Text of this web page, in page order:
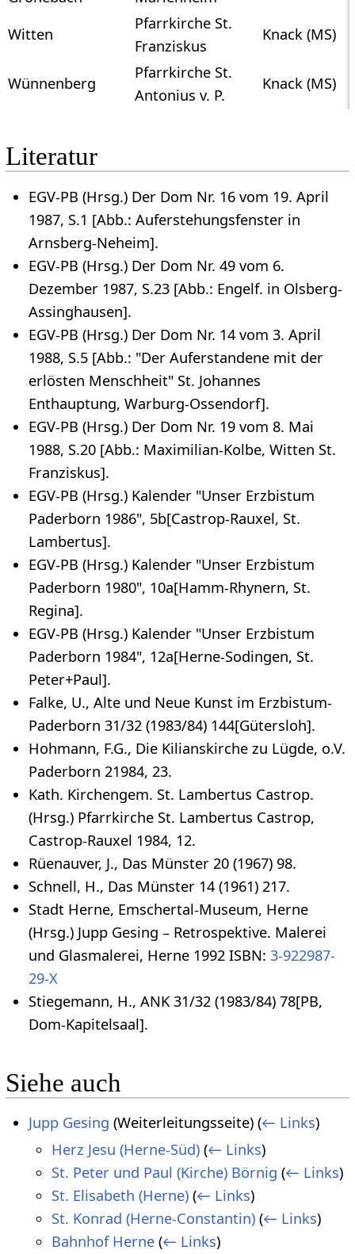
Witten
Pfarrkirche St.
Franziskus
Knack (MS)
Wünnenberg
Pfarrkirche St.
Antonius v. P.
Knack (MS)
Literatur
EGV-PB (Hrsg.) Der Dom Nr. 16 vom 19. April
1987, S.1 [Abb.: Auferstehungsfenster in
Arnsberg-Neheim].
EGV-PB (Hrsg.) Der Dom Nr. 49 vom 6.
Dezember 1987, S.23 [Abb.: Engelf. in Olsberg-
Assinghausen].
EGV-PB (Hrsg.) Der Dom Nr. 14 vom 3. April
1988, S.5 [Abb.: "Der Auferstandene mit der
erlösten Menschheit" St. Johannes
Enthauptung, Warburg-Ossendorf].
EGV-PB (Hrsg.) Der Dom Nr. 19 vom 8. Mai
1988, S.20 [Abb.: Maximilian-Kolbe, Witten St.
Franziskus].
EGV-PB (Hrsg.) Kalender "Unser Erzbistum
Paderborn 1986", 5b[Castrop-Rauxel, St.
Lambertus].
EGV-PB (Hrsg.) Kalender "Unser Erzbistum
Paderborn 1980", 10a[Hamm-Rhynern, St.
Regina].
EGV-PB (Hrsg.) Kalender "Unser Erzbistum
Paderborn 1984", 12a[Herne-Sodingen, St.
Peter+Paul].
Falke, U., Alte und Neue Kunst im Erzbistum-
Paderborn 31/32 (1983/84) 144[Gütersloh].
Hohmann, F.G., Die Kilianskirche zu Lügde, o.V.
Paderborn 21984, 23.
Kath. Kirchengem. St. Lambertus Castrop.
(Hrsg.) Pfarrkirche St. Lambertus Castrop,
Castrop-Rauxel 1984, 12.
Rüenauver, J., Das Münster 20 (1967) 98.
Schnell, H., Das Münster 14 (1961) 217.
Stadt Herne, Emschertal-Museum, Herne
(Hrsg.) Jupp Gesing – Retrospektive. Malerei
und Glasmalerei, Herne 1992 ISBN: 3-922987-
29-X
Stiegemann, H., ANK 31/32 (1983/84) 78[PB,
Dom-Kapitelsaal].
Siehe auch
Jupp Gesing (Weiterleitungsseite) (← Links)
Herz Jesu (Herne-Süd) (← Links)
St. Peter und Paul (Kirche) Börnig (← Links)
St. Elisabeth (Herne) (← Links)
St. Konrad (Herne-Constantin) (← Links)
Bahnhof Herne (← Links)